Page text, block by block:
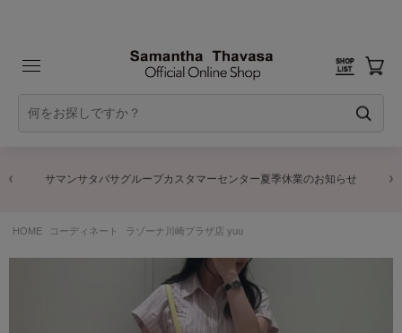
サマンサタバサグループカスタマーセンター夏季休業のお知らせ
HOME コーディネート ラゾーナ川崎プラザ店 yuu